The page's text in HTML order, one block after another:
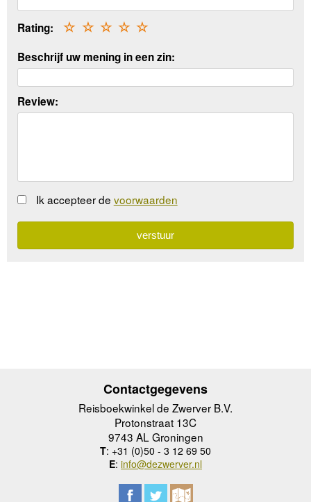
Rating: ☆
☆
☆
☆
☆
Beschrijf uw mening in een zin:
Review:
Ik accepteer de voorwaarden
Contactgegevens
Reisboekwinkel de Zwerver B.V.
Protonstraat 13C
9743 AL Groningen
T: +31 (0)50 - 3 12 69 50
E: info@dezwerver.nl